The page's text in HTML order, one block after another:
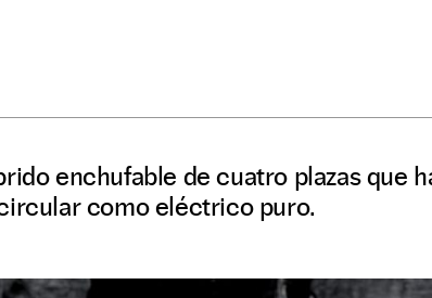
enchufable de cuatro plazas que
como eléctrico puro.